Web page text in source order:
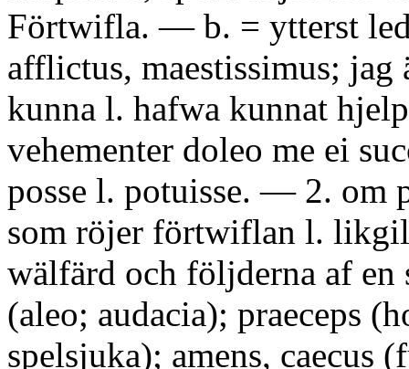
Förtwifla. — b. = ytterst
afflictus, maestissimus;
kunna l. hafwa kunnat
vehementer doleo me ei
posse l. potuisse. — 2. om
som röjer förtwiflan l.
wälfärd och följderna af en
(aleo; audacia); praeceps
spelsjuka); amens, caecus